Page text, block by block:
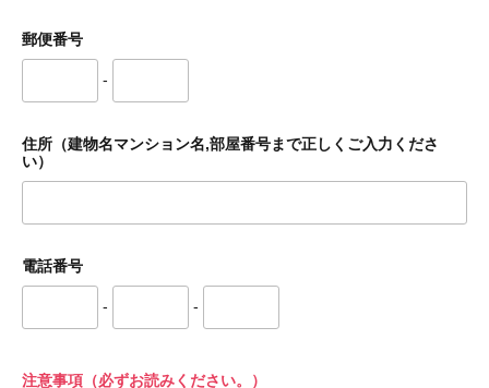
郵便番号
-
住所（建物名マンション名,部屋番号まで正しくご入力くださ
い）
電話番号
- -
注意事項（必ずお読みください。）